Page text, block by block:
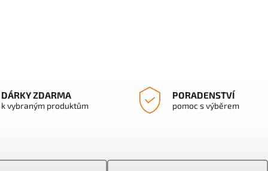
DÁRKY ZDARMA
k vybraným produktům
PORADENSTVÍ
pomoc s výběrem